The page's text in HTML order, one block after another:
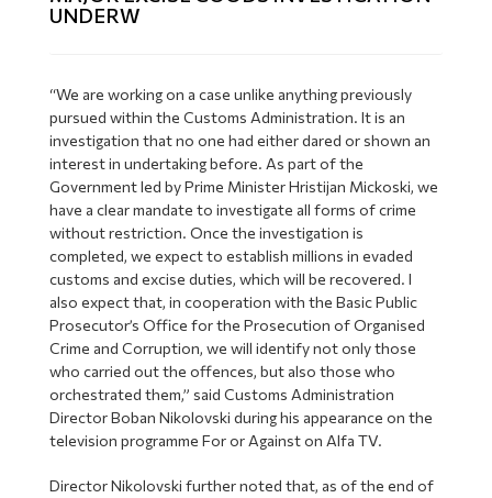
Newsletter
UNDERW
“We are working on a case unlike anything previously
pursued within the Customs Administration. It is an
investigation that no one had either dared or shown an
interest in undertaking before. As part of the
Government led by Prime Minister Hristijan Mickoski, we
have a clear mandate to investigate all forms of crime
without restriction. Once the investigation is
completed, we expect to establish millions in evaded
customs and excise duties, which will be recovered. I
also expect that, in cooperation with the Basic Public
Prosecutor’s Office for the Prosecution of Organised
Crime and Corruption, we will identify not only those
who carried out the offences, but also those who
orchestrated them,” said Customs Administration
Director Boban Nikolovski during his appearance on the
television programme For or Against on Alfa TV.
Director Nikolovski further noted that, as of the end of